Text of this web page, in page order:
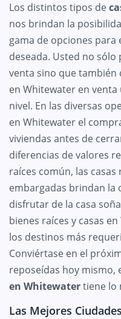
Los distintos tipos de
nos brindan la
gama de opciones
deseada. Usted no
venta sino que
en Whitewater en
nivel. En las diversas
en Whitewater el
viviendas antes de
diferencias de valores
raíces común, las casas
embargadas brindan la
disfrutar de la casa
bienes raíces y casas
los destinos más
Conviértase en el
reposeídas hoy mismo,
en Whitewatertiene lo
Las Mejores